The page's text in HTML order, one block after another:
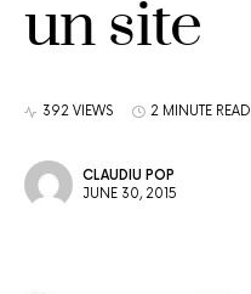
un site
392 VIEWS 2 MINUTE READ
CLAUDIU POP
JUNE 30, 2015